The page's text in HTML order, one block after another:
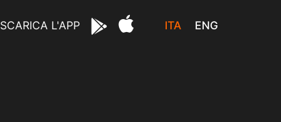
ITA ENG
SCARICA L'APP